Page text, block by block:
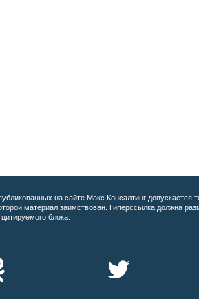
на сайте Макс Консалтинг допускается
материал заимствован. Гиперссылка должна
блока.